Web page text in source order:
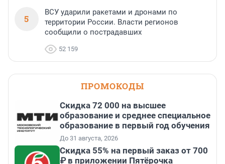
5
ВСУ ударили ракетами и дронами по
территории России. Власти регионов
сообщили о пострадавших
52 159
ПРОМОКОДЫ
Скидка 72 000 на высшее
образование и среднее специальное
образование в первый год обучения
До 31 августа, 2026
Скидка 55% на первый заказ от 700
₽ в приложении Пятёрочка